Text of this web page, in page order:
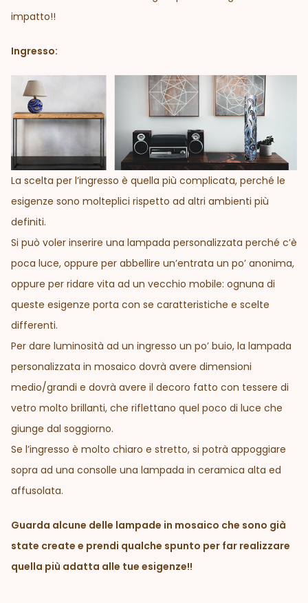
impatto!!
Ingresso:
La scelta per l’ingresso è quella più complicata, perché le
esigenze sono molteplici rispetto ad altri ambienti più
definiti.
Si può voler inserire una lampada personalizzata perché c’è
poca luce, oppure per abbellire un’entrata un po’ anonima,
oppure per ridare vita ad un vecchio mobile: ognuna di
queste esigenze porta con se caratteristiche e scelte
differenti.
Per dare luminosità ad un ingresso un po’ buio, la lampada
personalizzata in mosaico dovrà avere dimensioni
medio/grandi e dovrà avere il decoro fatto con tessere di
vetro molto brillanti, che riflettano quel poco di luce che
giunge dal soggiorno.
Se l’ingresso è molto chiaro e stretto, si potrà appoggiare
sopra ad una consolle una lampada in ceramica alta ed
affusolata.
Guarda alcune delle lampade in mosaico che sono già
state create e prendi qualche spunto per far realizzare
quella più adatta alle tue esigenze!!